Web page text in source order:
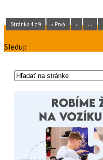
Stránka 4 z 9 « Prvá « ...
Sleduj: